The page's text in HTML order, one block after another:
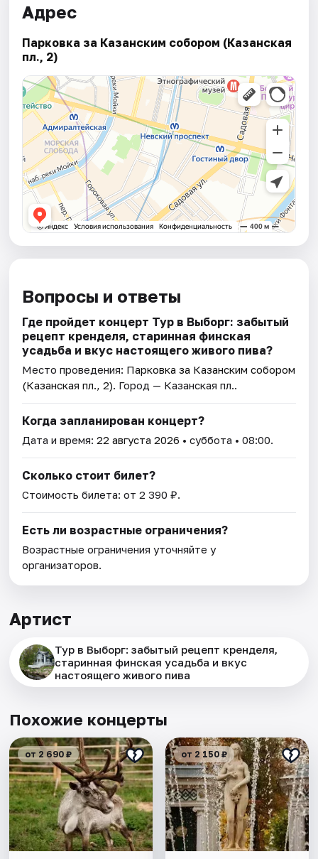
Адрес
Парковка за Казанским собором (Казанская
пл., 2)
Вопросы и ответы
Где пройдет концерт Тур в Выборг: забытый
рецепт кренделя, старинная финская
усадьба и вкус настоящего живого пива?
Место проведения: Парковка за Казанским собором
(Казанская пл., 2). Город — Казанская пл..
Когда запланирован концерт?
Дата и время:22 августа 2026 • суббота • 08:00.
Сколько стоит билет?
Стоимость билета: от 2 390 ₽.
Есть ли возрастные ограничения?
Возрастные ограничения уточняйте у
организаторов.
Артист
Тур в Выборг: забытый рецепт кренделя,
старинная финская усадьба и вкус
настоящего живого пива
Похожие концерты
от 2 690 ₽ от 2 150 ₽